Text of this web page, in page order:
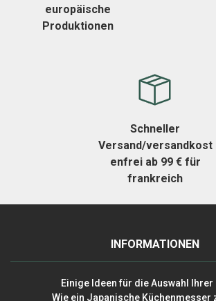
europäische
Produktionen
Schneller
Versand/versandkost
enfrei ab 99 € für
frankreich
INFORMATIONEN
Einige Ideen für die Auswahl Ihrer
Wie ein Japanische Küchenmesser